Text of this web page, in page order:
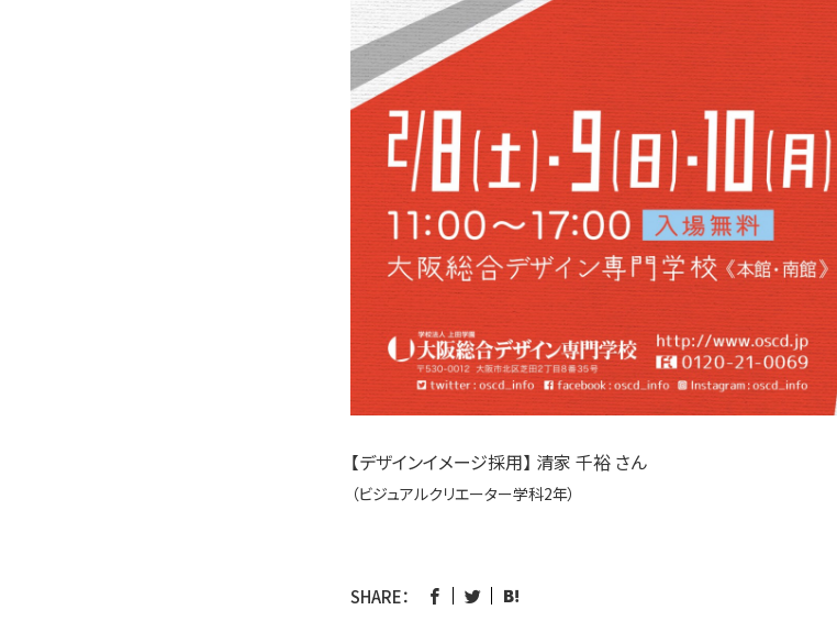
【デザインイメージ採用】 清家 千裕 さん
（ビジュアルクリエーター学科2年）
SHARE：